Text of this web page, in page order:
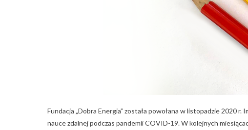
Fundacja „Dobra Energia” została powołana w listopadzie 2020
nauce zdalnej podczas pandemii COVID-19. W kolejnych